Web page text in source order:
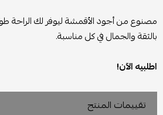
مصنوع من أجود الأقمشة ليوفر لك الراحة
بالثقة والجمال في كل مناسبة.
اطلبيه الآن!
تقييمات المنتج